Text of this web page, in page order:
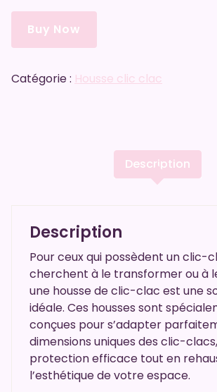
Buy Now
Catégorie : Housse clic clac
Description
Description
Pour ceux qui possèdent un clic-
cherchent à le transformer ou à
une housse de clic-clac est une
idéale. Ces housses sont
conçues pour s’adapter
dimensions uniques des clic-
protection efficace tout en
l’esthétique de votre espace.